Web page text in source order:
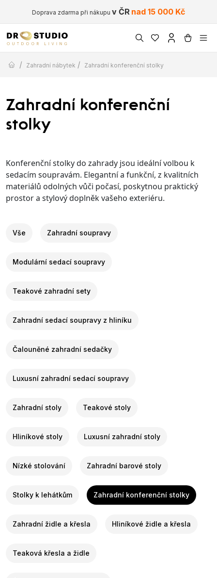
Doprava zdarma při nákupu v ČR nad 15 000 Kč
/ Zahradní nábytek / Zahradní konferenční stolky
Zahradní konferenční
stolky
Konferenční stolky do zahrady jsou ideální volbou k
sedacím soupravám. Elegantní a funkční, z kvalitních
materiálů odolných vůči počasí, poskytnou praktický
prostor a stylový doplněk vašeho exteriéru.
Vše Zahradní soupravy
Modulární sedací soupravy
Teakové zahradní sety
Zahradní sedací soupravy z hliníku
Čalouněné zahradní sedačky
Luxusní zahradní sedací soupravy
Zahradní stoly Teakové stoly
Hliníkové stoly Luxusní zahradní stoly
Nízké stolování Zahradní barové stoly
Stolky k lehátkům Zahradní konferenční stolky
Zahradní židle a křesla Hliníkové židle a křesla
Teaková křesla a židle